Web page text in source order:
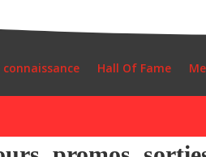
Hall Of Fame